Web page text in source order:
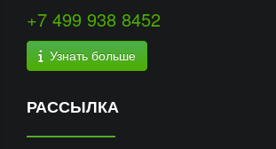
+7 499 938 8452
Узнать больше
РАССЫЛКА